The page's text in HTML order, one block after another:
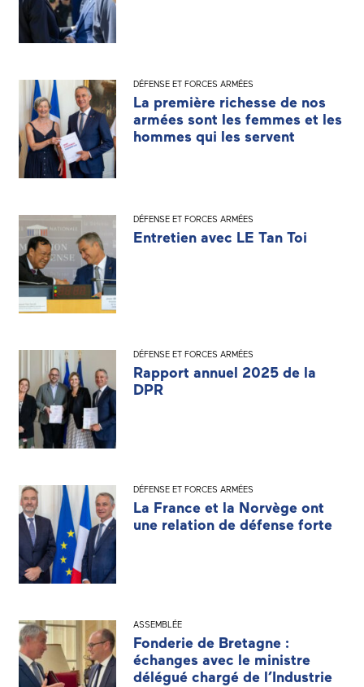
DÉFENSE ET FORCES ARMÉES
La première richesse de nos
armées sont les femmes et les
hommes qui les servent
DÉFENSE ET FORCES ARMÉES
Entretien avec LE Tan Toi
DÉFENSE ET FORCES ARMÉES
Rapport annuel 2025 de la
DPR
DÉFENSE ET FORCES ARMÉES
La France et la Norvège ont
une relation de défense forte
ASSEMBLÉE
Fonderie de Bretagne :
échanges avec le ministre
délégué chargé de l’Industrie